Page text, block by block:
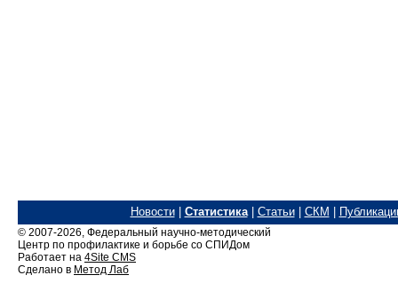
Новости| Статистика| Статьи| СКМ
© 2007-2026, Федеральный научно-методический
Центр по профилактике и борьбе со СПИДом
Работает на 4Site CMS
Сделано в Метод Лаб